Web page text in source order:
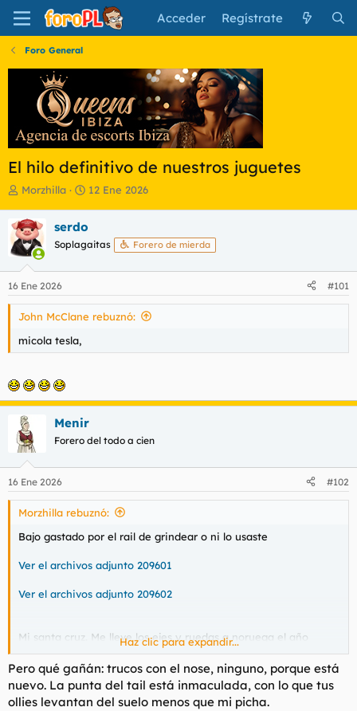
Acceder Regístrate
Foro General
El hilo definitivo de nuestros juguetes
I
i
c
i
a
d
o
r
d
l
m
a
Morzhilla
F
a
e
n
i
12 Ene 2026
serdo
Soplagaitas Forero de mierda
16 Ene 2026 #101
John McClane rebuznó:
micola tesla,
Menir
Forero del todo a cien
16 Ene 2026 #102
Morzhilla rebuznó:
Bajo gastado por el rail de grindear o ni lo usaste
Ver el archivos adjunto 209601
Ver el archivos adjunto 209602
Mi santa cruz. Me lleve los ejes y ruedas a noruega el año
pasao y compré una tabla alli. Debiste empezar con el patín
tarde, las bananas vinieron mucho después.
Haz clic para expandir...
Pero qué gañán: trucos con el nose, ninguno, porque está
nuevo. La punta del tail está inmaculada, con lo que tus
ollies levantan del suelo menos que mi picha.